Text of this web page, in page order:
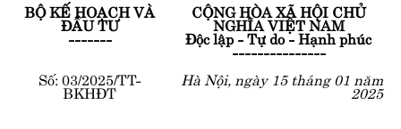
BỘ KẾ HOẠCH VÀ
ĐẦU TƯ
-------
CỘNG HÒA XÃ HỘI CHỦ
NGHĨA VIỆT NAM
Độc lập - Tự do - Hạnh phúc
---------------
Số: 03/2025/TT-
BKHĐT
Hà Nội, ngày 15 tháng 01 năm
2025